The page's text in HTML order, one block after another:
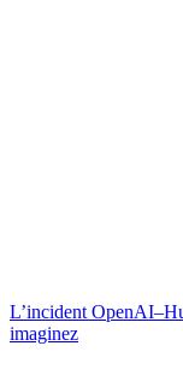
L’incident
imaginez